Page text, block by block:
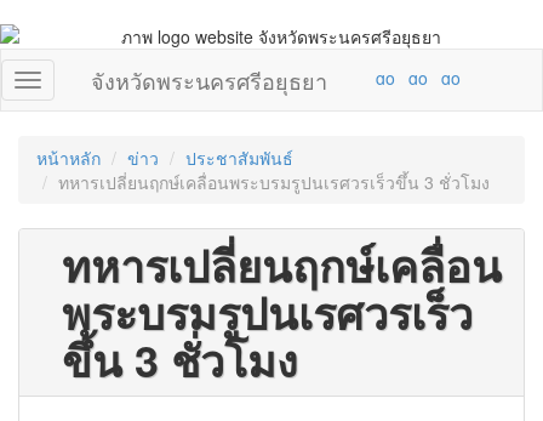
จังหวัดพระนครศรีอยุธยา
หน้าหลัก ข่าว
ประชาสัมพันธ์
ทหารเปลี่ยนฤกษ์เคลื่อนพระบรมรูปนเรศวรเร็วขึ้น 3 ชั่วโมง
ทหารเปลี่ยนฤกษ์เคลื่อน
พระบรมรูปนเรศวรเร็ว
ขึ้น 3 ชั่วโมง